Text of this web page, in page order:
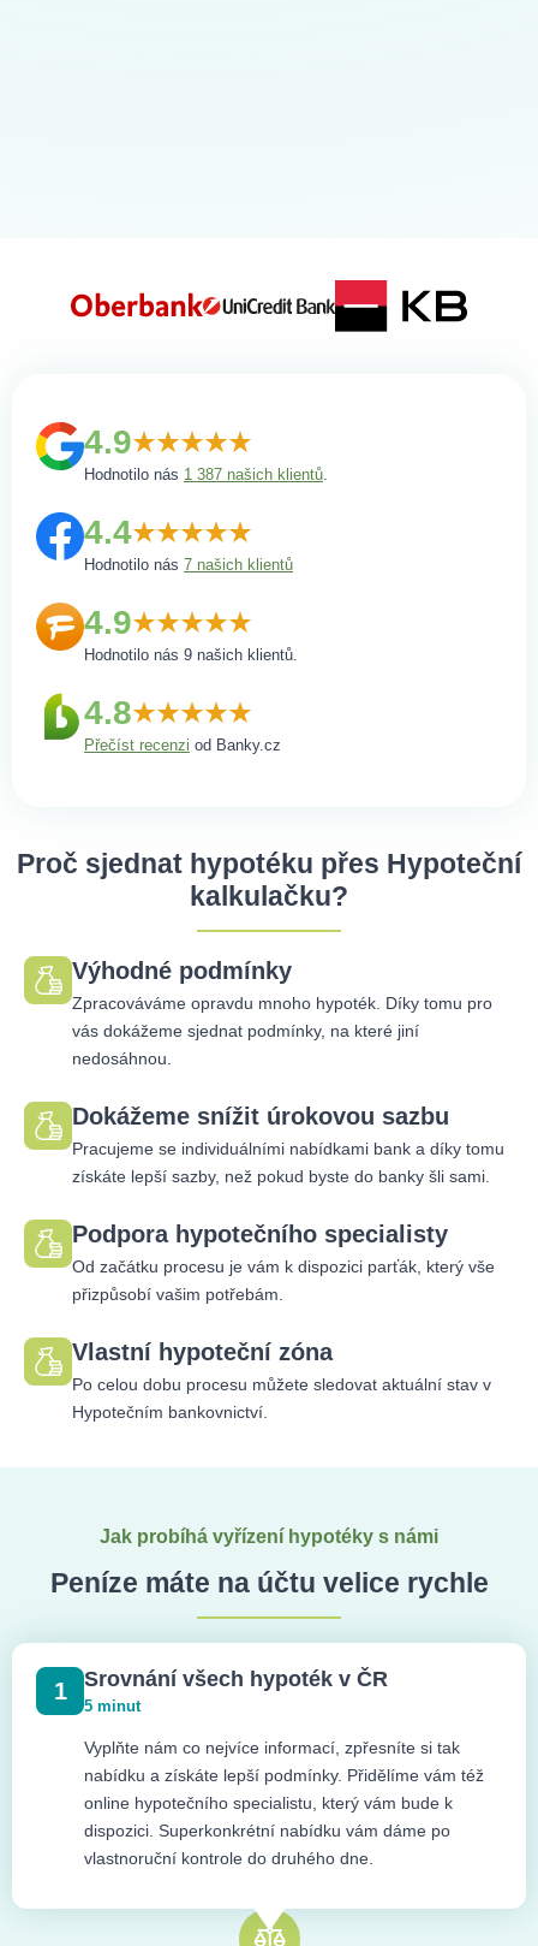
4.9
Hodnotilo nás 1 387 našich klientů.
4.4
Hodnotilo nás 7 našich klientů
4.9
Hodnotilo nás 9 našich klientů.
4.8
Přečíst recenzi od Banky.cz
Proč sjednat hypotéku přes Hypoteční
kalkulačku?
Výhodné podmínky
Zpracováváme opravdu mnoho hypoték. Díky tomu pro
vás dokážeme sjednat podmínky, na které jiní
nedosáhnou.
Dokážeme snížit úrokovou sazbu
Pracujeme se individuálními nabídkami bank a díky tomu
získáte lepší sazby, než pokud byste do banky šli sami.
Podpora hypotečního specialisty
Od začátku procesu je vám k dispozici parťák, který vše
přizpůsobí vašim potřebám.
Vlastní hypoteční zóna
Po celou dobu procesu můžete sledovat aktuální stav v
Hypotečním bankovnictví.
Jak probíhá vyřízení hypotéky s námi
Peníze máte na účtu velice rychle
1 Srovnání všech hypoték v ČR
5 minut
Vyplňte nám co nejvíce informací, zpřesníte si tak
nabídku a získáte lepší podmínky. Přidělíme vám též
online hypotečního specialistu, který vám bude k
dispozici. Superkonkrétní nabídku vám dáme po
vlastnoruční kontrole do druhého dne.